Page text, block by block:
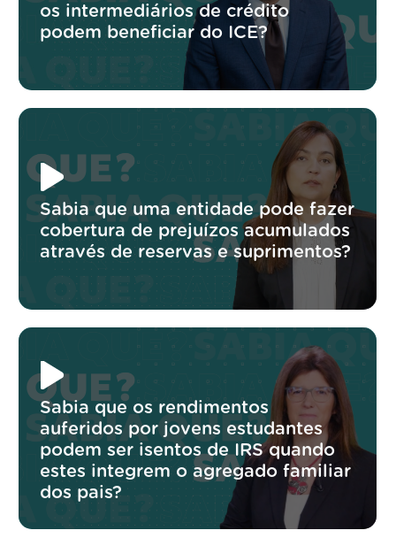
os intermediários de crédito
podem beneficiar do ICE?
Sabia que uma entidade pode fazer
cobertura de prejuízos acumulados
através de reservas e suprimentos?
Sabia que os rendimentos
auferidos por jovens estudantes
podem ser isentos de IRS quando
estes integrem o agregado familiar
dos pais?